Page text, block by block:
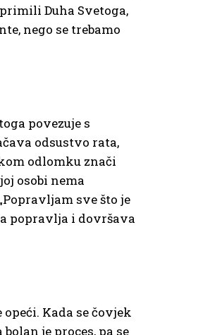
Duha Svetoga,
nego se trebamo
povezuje s
odsustvo rata,
odlomku znači
osobi nema
sve što je
popravlja i dovršava
Kada se čovjek
je proces, pa se